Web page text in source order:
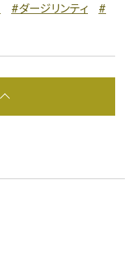
#ダージリンティ
#